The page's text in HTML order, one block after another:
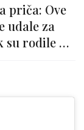
priča: Ove
udale za
su rodile u